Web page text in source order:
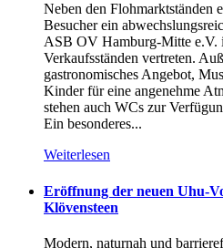
Neben den Flohmarktständen
Besucher ein
ASB OV Hamburg-Mitte e.V.
Verkaufsständen vertreten.
gastronomisches Angebot,
Kinder für eine angenehme
stehen auch WCs zur
Ein besonderes...
Weiterlesen
Eröffnung der neuen Uhu-
Klövensteen
Modern, naturnah und